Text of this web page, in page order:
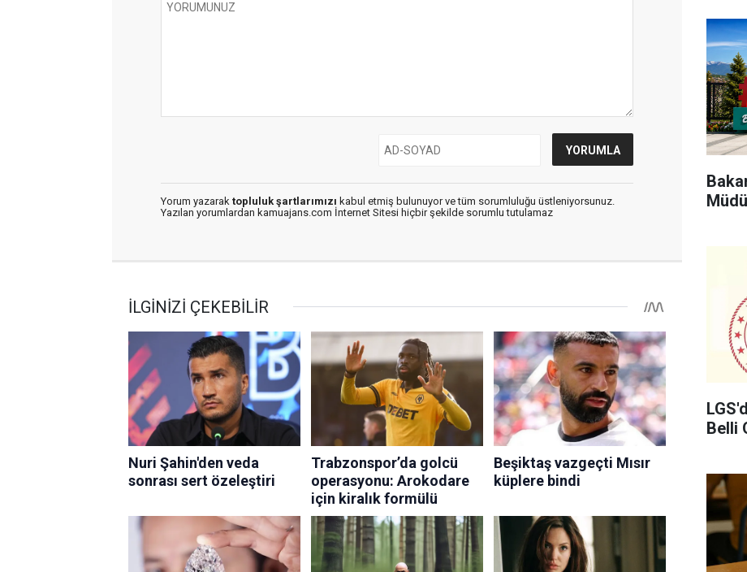
Yorum yazarak topluluk şartlarımızı kabul etmiş bulunuyor ve tüm sorumluluğu üstleniyorsunuz.
Yazılan yorumlardan kamuajans.com İnternet Sitesi hiçbir şekilde sorumlu tutulamaz
Belli